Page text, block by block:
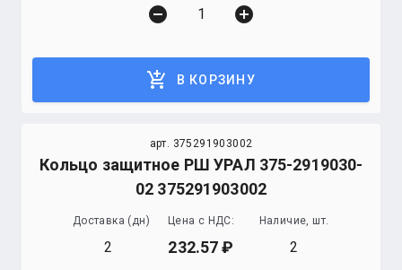
remove_circle add_circle
add_shopping_cart В КОРЗИНУ
арт. 375291903002
Кольцо защитное РШ УРАЛ 375-2919030-
02 375291903002
Доставка (дн)
2
Цена с НДС:
232.57
Наличие, шт.
2